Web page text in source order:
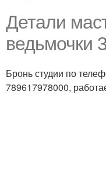
Детали
ведьмочки
Бронь студии по
789617978000,